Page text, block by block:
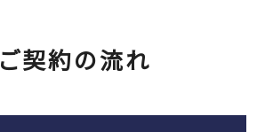
ご契約の流れ